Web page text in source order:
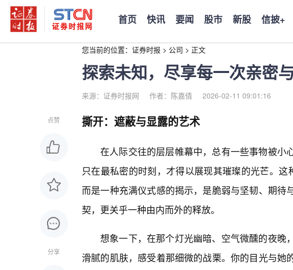
首页 快讯 要闻 股市 新股 信披+
您当前的位置： 证券时报 > 公司 > 正文
探索未知，尽享每一次亲密
来源：证券时报网 作者：陈嘉倩 2026-02-11 09:01:16
点赞
分享
撕开：遮蔽与显露的艺术
在人际交往的层层帷幕中，总有一些事物被小
只在最私密的时刻，才得以展现其璀璨的光芒。这
而是一种充满仪式感的揭示，是脆弱与坚韧、期待
契，更关乎一种由内而外的释放。
想象一下，在那个灯光幽暗、空气微醺的夜晚
滑腻的肌肤，感受着那细微的战栗。你的目光与她